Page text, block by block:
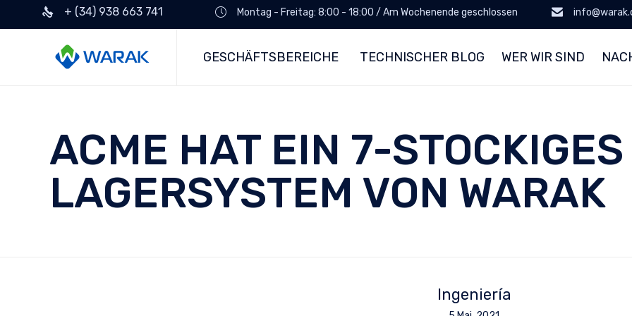
+ (34) 938 663 741 Montag - Freitag: 8:00 - 18:00 / Am Wochenende geschlossen
GESCHÄFTSBEREICHE TECHNISCHER BLOG WER WIR SIND
ACME HAT EIN 7-
LAGERSYSTEM VON WARAK
Ingeniería